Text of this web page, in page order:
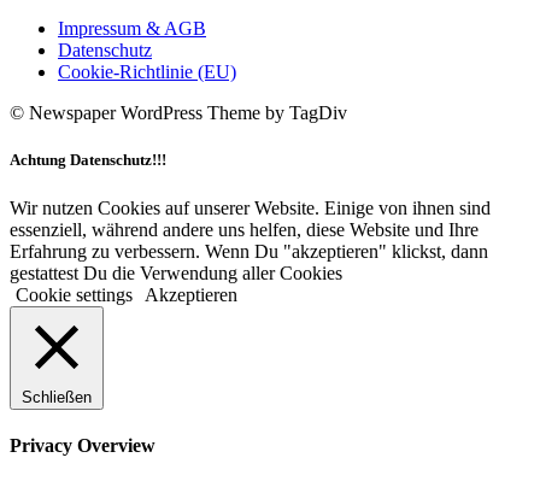
Impressum & AGB
Datenschutz
Cookie-Richtlinie (EU)
© Newspaper WordPress Theme by TagDiv
Achtung Datenschutz!!!
Wir nutzen Cookies auf unserer Website. Einige von ihnen sind
essenziell, während andere uns helfen, diese Website und Ihre
Erfahrung zu verbessern. Wenn Du "akzeptieren" klickst, dann
gestattest Du die Verwendung aller Cookies
Cookie settings
Akzeptieren
Schließen
Privacy Overview